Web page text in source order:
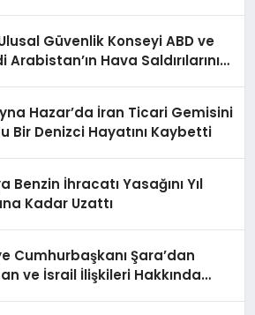
Güvenlik Konseyi ABD ve
Arabistan’ın Hava Saldırılarını
Hazar’da İran Ticari Gemisini
Bir Denizci Hayatını Kaybetti
Benzin İhracatı Yasağını Yıl
Kadar Uzattı
Cumhurbaşkanı Şara’dan
ve İsrail İlişkileri Hakkında